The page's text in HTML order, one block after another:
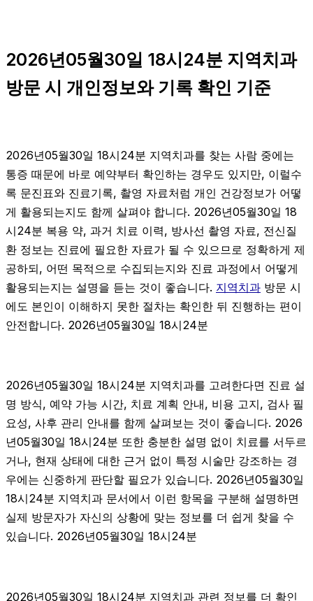
2026년05월30일 18시24분 지역치과
방문 시 개인정보와 기록 확인 기준
2026년05월30일 18시24분 지역치과를 찾는 사람 중에는
통증 때문에 바로 예약부터 확인하는 경우도 있지만, 이럴수
록 문진표와 진료기록, 촬영 자료처럼 개인 건강정보가 어떻
게 활용되는지도 함께 살펴야 합니다. 2026년05월30일 18
시24분 복용 약, 과거 치료 이력, 방사선 촬영 자료, 전신질
환 정보는 진료에 필요한 자료가 될 수 있으므로 정확하게 제
공하되, 어떤 목적으로 수집되는지와 진료 과정에서 어떻게
활용되는지는 설명을 듣는 것이 좋습니다. 지역치과 방문 시
에도 본인이 이해하지 못한 절차는 확인한 뒤 진행하는 편이
안전합니다. 2026년05월30일 18시24분
2026년05월30일 18시24분 지역치과를 고려한다면 진료 설
명 방식, 예약 가능 시간, 치료 계획 안내, 비용 고지, 검사 필
요성, 사후 관리 안내를 함께 살펴보는 것이 좋습니다. 2026
년05월30일 18시24분 또한 충분한 설명 없이 치료를 서두르
거나, 현재 상태에 대한 근거 없이 특정 시술만 강조하는 경
우에는 신중하게 판단할 필요가 있습니다. 2026년05월30일
18시24분 지역치과 문서에서 이런 항목을 구분해 설명하면
실제 방문자가 자신의 상황에 맞는 정보를 더 쉽게 찾을 수
있습니다. 2026년05월30일 18시24분
2026년05월30일 18시24분 지역치과 관련 정보를 더 확인